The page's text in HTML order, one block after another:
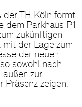
der TH Köln formt
dem Parkhaus P1
zukünftigen
der Lage zum
der neuen
sowohl nach
außen zur
Präsenz zeigen.